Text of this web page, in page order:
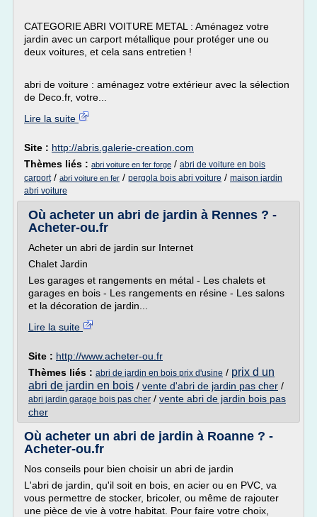
CATEGORIE ABRI VOITURE METAL : Aménagez votre
jardin avec un carport métallique pour protéger une ou
deux voitures, et cela sans entretien !
abri de voiture : aménagez votre extérieur avec la sélection
de Deco.fr, votre...
Lire la suite
Site : http://abris.galerie-creation.com
Thèmes liés : abri voiture en fer forge / abri de voiture en bois
carport/ abri voiture en fer / pergola bois abri voiture / maison jardin
abri voiture
Où acheter un abri de jardin à Rennes ? -
Acheter-ou.fr
Acheter un abri de jardin sur Internet
Chalet Jardin
Les garages et rangements en métal - Les chalets et
garages en bois - Les rangements en résine - Les salons
et la décoration de jardin...
Lire la suite
Site : http://www.acheter-ou.fr
Thèmes liés : abri de jardin en bois prix d'usine / prix d un
abri de jardin en bois / vente d'abri de jardin pas cher /
abri jardin garage bois pas cher / vente abri de jardin bois pas
cher
Où acheter un abri de jardin à Roanne ? -
Acheter-ou.fr
Nos conseils pour bien choisir un abri de jardin
L'abri de jardin, qu'il soit en bois, en acier ou en PVC, va
vous permettre de stocker, bricoler, ou même de rajouter
une pièce de vie à votre habitat. Pour faire votre choix,